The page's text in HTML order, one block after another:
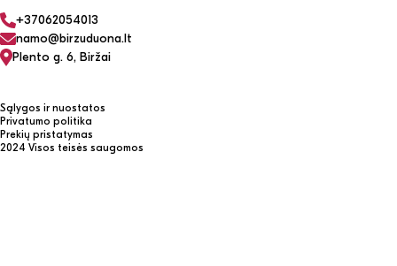
+37062054013
namo@birzuduona.lt
Plento g. 6, Biržai
2024 Visos teisės saugomos
Sąlygos ir nuostatos
Privatumo politika
Prekių pristatymas